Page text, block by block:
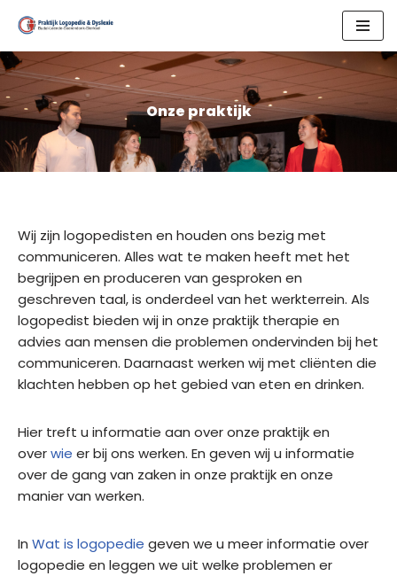
Skip
to
content
Onze praktijk
Wij zijn logopedisten en houden ons bezig met
communiceren. Alles wat te maken heeft met het
begrijpen en produceren van gesproken en
geschreven taal, is onderdeel van het werkterrein. Als
logopedist bieden wij in onze praktijk therapie en
advies aan mensen die problemen ondervinden bij het
communiceren. Daarnaast werken wij met cliënten die
klachten hebben op het gebied van eten en drinken.
Hier treft u informatie aan over onze praktijk en
overwie er bij ons werken. En geven wij u informatie
over de gang van zaken in onze praktijk en onze
manier van werken.
In Wat is logopedie geven we u meer informatie over
logopedie en leggen we uit welke problemen er